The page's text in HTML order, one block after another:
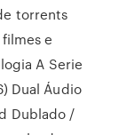
torrents
e
A Serie
Dual Áudio
Dublado /